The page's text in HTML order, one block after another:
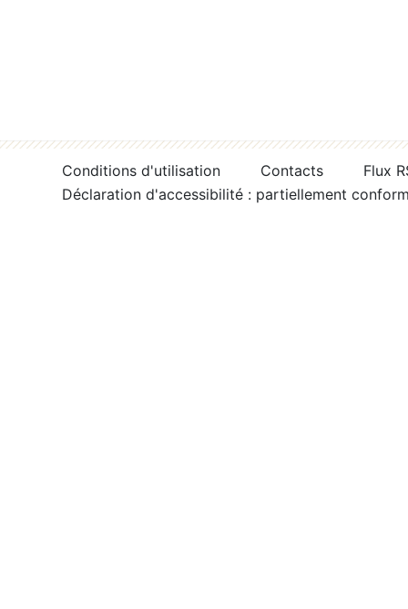
Conditions d'utilisation Contacts
Flux
Déclaration d'accessibilité : partiellement